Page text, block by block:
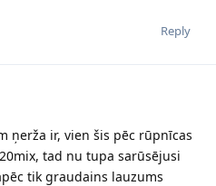
Reply
ņerža ir, vien šis pēc rūpnīcas
tad nu tupa sarūsējusi
tik graudains lauzums